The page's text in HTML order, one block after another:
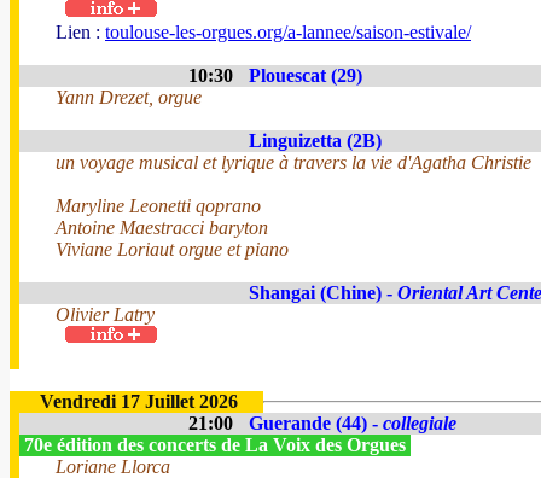
Lien : toulouse-les-orgues.org/a-lannee/saison-estivale/
10:30
Plouescat (29)
Yann Drezet, orgue
Linguizetta (2B)
un voyage musical et lyrique à travers la vie d'Agatha Christie
Maryline Leonetti qoprano
Antoine Maestracci baryton
Viviane Loriaut orgue et piano
Shangai (Chine) - Oriental Art
Olivier Latry
Vendredi 17 Juillet 2026
21:00
Guerande (44) - collegiale
70e édition des concerts de La Voix des Orgues
Loriane Llorca